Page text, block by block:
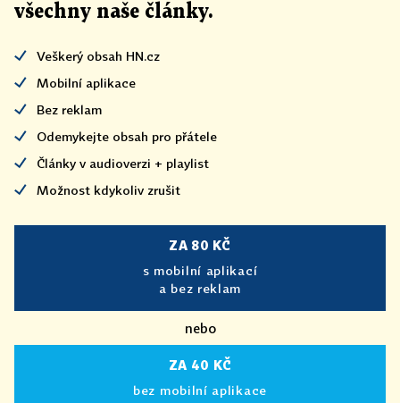
všechny naše články.
Veškerý obsah HN.cz
Mobilní aplikace
Bez reklam
Odemykejte obsah pro přátele
Články v audioverzi + playlist
Možnost kdykoliv zrušit
ZA 80 KČ
s mobilní aplikací
a bez reklam
nebo
ZA 40 KČ
bez mobilní aplikace